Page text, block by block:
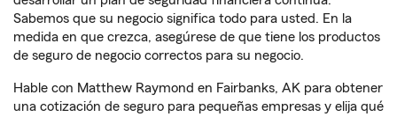
Sabemos que su negocio significa todo para usted. En la
medida en que crezca, asegúrese de que tiene los productos
de seguro de negocio correctos para su negocio.
Hable con Matthew Raymond en Fairbanks, AK para obtener
una cotización de seguro para pequeñas empresas y elija qué